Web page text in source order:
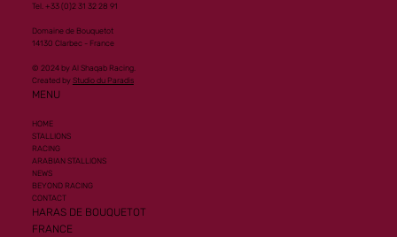
Tel. +33 (0)2 31 32 28 91
Domaine de Bouquetot
14130 Clarbec - France
© 2024 by Al Shaqab Racing.
Created by Studio du Paradis
MENU
HOME
STALLIONS
RACING
ARABIAN STALLIONS
NEWS
BEYOND RACING
CONTACT
HARAS DE BOUQUETOT
FRANCE